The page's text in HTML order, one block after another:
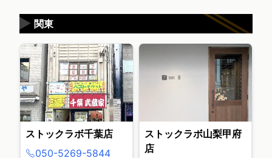
関東
▶
ストックラボ千葉店
050-5269-5844
ストックラボ山梨甲府
店